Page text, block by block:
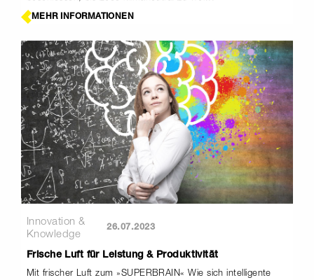
MEHR INFORMATIONEN
Innovation &
Knowledge
26.07.2023
Frische Luft für Leistung & Produktivität
Mit frischer Luft zum »SUPERBRAIN« Wie sich intelligente